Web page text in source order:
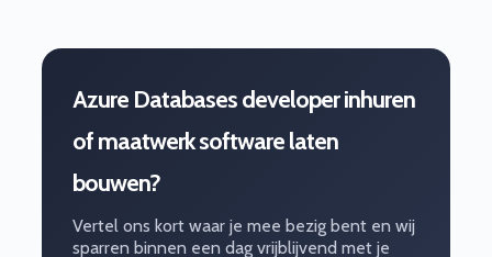
Azure Databases developer inhuren
of maatwerk software laten
bouwen?
Vertel ons kort waar je mee bezig bent en wij
sparren binnen een dag vrijblijvend met je